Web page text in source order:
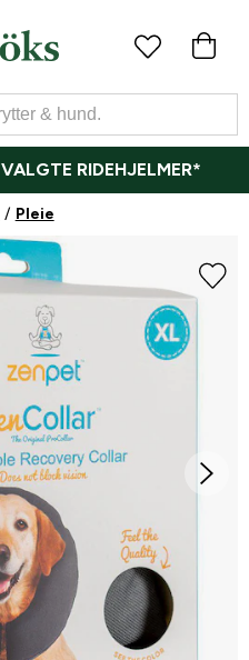
RIDEHJELMER*
Pleie